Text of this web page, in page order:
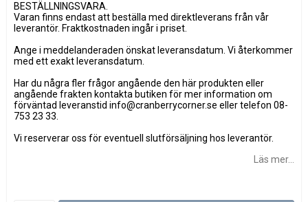
BESTÄLLNINGSVARA.
Varan finns endast att beställa med direktleverans från vår
leverantör. Fraktkostnaden ingår i priset.
Ange i meddelanderaden önskat leveransdatum. Vi återkommer
med ett exakt leveransdatum.
Har du några fler frågor angående den här produkten eller
angående frakten kontakta butiken för mer information om
förväntad leveranstid info@cranberrycorner.se eller telefon 08-
753 23 33.
Vi reserverar oss för eventuell slutförsäljning hos leverantör.
Läs mer...